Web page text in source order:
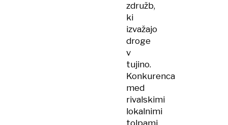
združb,
ki
izvažajo
droge
v
tujino.
Konkurenca
med
rivalskimi
lokalnimi